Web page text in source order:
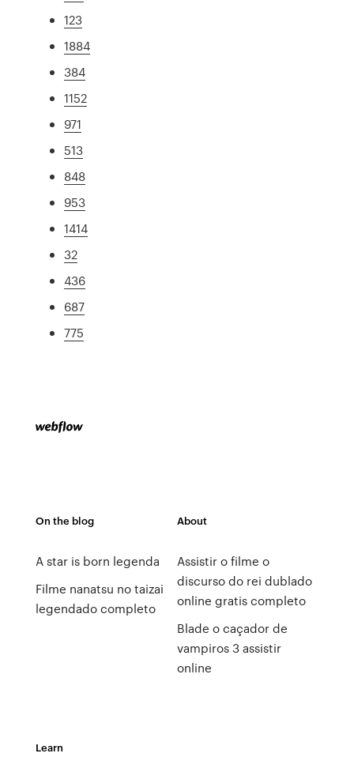
123
1884
384
1152
971
513
848
953
1414
32
436
687
775
On the blog
A star is born legenda
Filme nanatsu no taizai
legendado completo
About
Assistir o filme o
discurso do rei dublado
online gratis completo
Blade o caçador de
vampiros 3 assistir
online
Learn